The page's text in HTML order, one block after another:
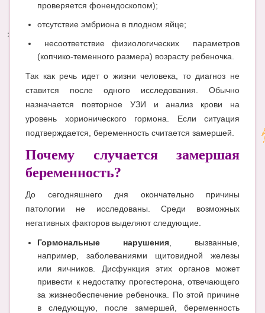
проверяется фонендоскопом);
отсутствие эмбриона в плодном яйце;
несоответствие физиологических параметров
(копчико-теменного размера) возрасту ребеночка.
Так как речь идет о жизни человека, то диагноз не
ставится после одного исследования. Обычно
назначается повторное УЗИ и анализ крови на
уровень хорионического гормона. Если ситуация
подтверждается, беременность считается замершей.
Почему случается замершая
беременность?
До сегодняшнего дня окончательно причины
патологии не исследованы. Среди возможных
негативных факторов выделяют следующие.
Гормональные нарушения , вызванные,
например, заболеваниями щитовидной железы
или яичников. Дисфункция этих органов может
привести к недостатку прогестерона, отвечающего
за жизнеобеспечение ребеночка. По этой причине
в следующую, после замершей, беременность